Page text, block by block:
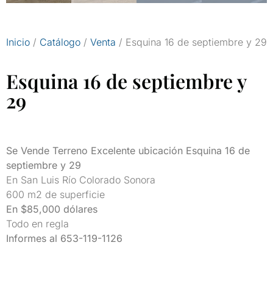
Inicio / Catálogo / Venta / Esquina 16 de septiembre y 29
Esquina 16 de septiembre y
29
Se Vende Terreno Excelente ubicación Esquina 16 de
septiembre y 29
En San Luis Río Colorado Sonora
600 m2 de superficie
En $85,000 dólares
Todo en regla
Informes al 653-119-1126